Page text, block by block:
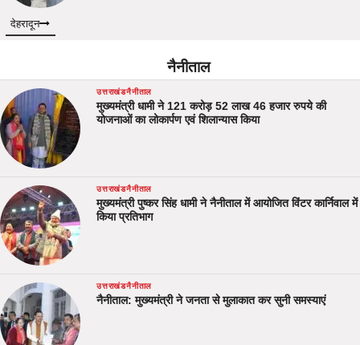
देहरादून
नैनीताल
उत्तराखंडनैनीताल
मुख्यमंत्री धामी ने 121 करोड़ 52 लाख 46 हजार रुपये की
योजनाओं का लोकार्पण एवं शिलान्यास किया
उत्तराखंडनैनीताल
मुख्यमंत्री पुष्कर सिंह धामी ने नैनीताल में आयोजित विंटर कार्निवाल में
किया प्रतिभाग
उत्तराखंडनैनीताल
नैनीताल: मुख्यमंत्री ने जनता से मुलाकात कर सुनी समस्याएं